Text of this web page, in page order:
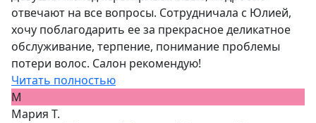
отвечают на все вопросы. Сотрудничала с Юлией,
хочу поблагодарить ее за прекрасное деликатное
обслуживание, терпение, понимание проблемы
потери волос. Салон рекомендую!
Читать полностью
М
Мария Т.